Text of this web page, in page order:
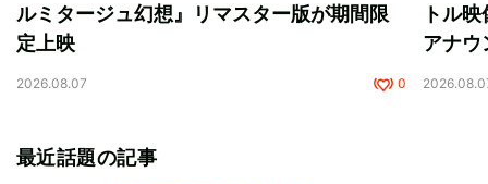
ルミタージュ幻想』リマスター版が期間限
定上映
2026.08.07 0
トル
アナウ
最近話題の記事